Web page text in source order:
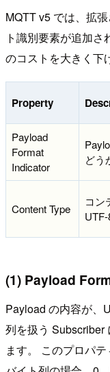
MQTT v5 では、拡
ト識別要素が追加
のコストを大きく下
Property
Payload
Format
Indicator
どう
Content Type
コン
(1) Payload
Payload の内容が、
列を扱う Subscriber
ます。 このプロパ